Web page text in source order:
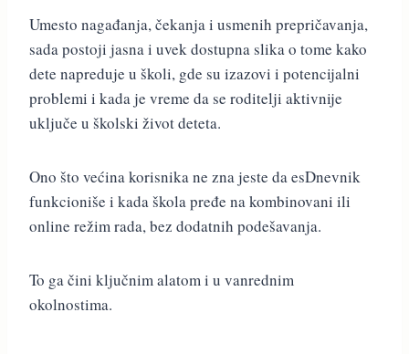
Umesto nagađanja, čekanja i usmenih prepričavanja,
sada postoji jasna i uvek dostupna slika o tome kako
dete napreduje u školi, gde su izazovi i potencijalni
problemi i kada je vreme da se roditelji aktivnije
uključe u školski život deteta.
Ono što većina korisnika ne zna jeste da esDnevnik
funkcioniše i kada škola pređe na kombinovani ili
online režim rada, bez dodatnih podešavanja.
To ga čini ključnim alatom i u vanrednim
okolnostima.